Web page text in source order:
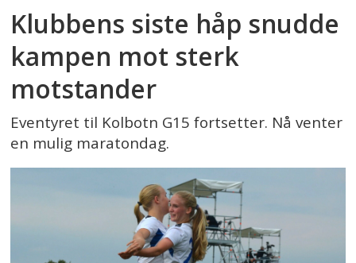
Klubbens siste håp snudde
kampen mot sterk
motstander
Eventyret til Kolbotn G15 fortsetter. Nå venter
en mulig maratondag.